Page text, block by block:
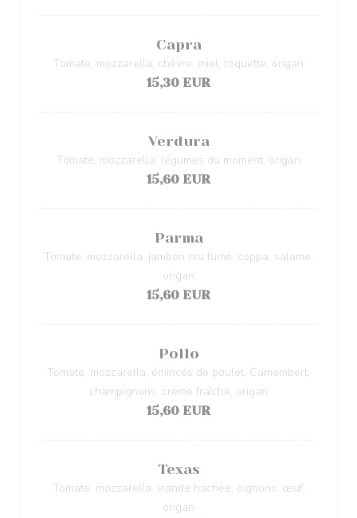
Capra
Tomate, mozzarella, chèvre, miel, roquette, origan
15,30 EUR
Verdura
Tomate, mozzarella, légumes du moment, origan
15,60 EUR
Parma
Tomate, mozzarella, jambon cru fumé, coppa, salame,
origan
15,60 EUR
Pollo
Tomate, mozzarella, émincés de poulet, Camembert,
champignons, crème fraîche, origan
15,60 EUR
Texas
Tomate, mozzarella, viande hachée, oignons, œuf,
origan